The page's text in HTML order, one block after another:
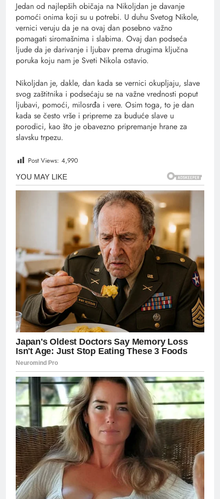
Jedan od najlepših običaja na Nikoljdan je davanje
pomoći onima koji su u potrebi. U duhu Svetog Nikole,
vernici veruju da je na ovaj dan posebno važno
pomagati siromašnima i slabima. Ovaj dan podseća
ljude da je darivanje i ljubav prema drugima ključna
poruka koju nam je Sveti Nikola ostavio.
Nikoljdan je, dakle, dan kada se vernici okupljaju, slave
svog zaštitnika i podsećaju se na važne vrednosti poput
ljubavi, pomoći, milosrđa i vere. Osim toga, to je dan
kada se često vrše i pripreme za buduće slave u
porodici, kao što je obavezno pripremanje hrane za
slavsku trpezu.
Post Views: 4,990